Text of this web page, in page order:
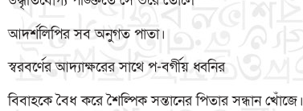
আদর্শলিপির সব অনুগত পাতা।
স্বরবর্ণের আদ্যাক্ষরের সাথে প-বর্গীয় ধ্বনির
বিবাহকে বৈধ করে শৈল্পিক সন্তানের পিতার সন্ধান খোঁজে।